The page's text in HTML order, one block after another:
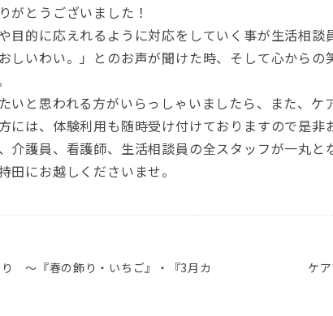
がとうございました！
目的に応えれるように対応をしていく事が生活相
しいわい。」とのお声が聞けた時、そして心から
いと思われる方がいらっしゃいましたら、また、
には、体験利用も随時受け付けておりますので是非
介護員、看護師、生活相談員の全スタッフが一丸と
田にお越しくださいませ。
～『春の飾り・いちご』・『3月カ
ケ